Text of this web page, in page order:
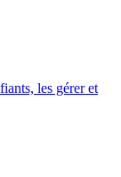
les gérer et